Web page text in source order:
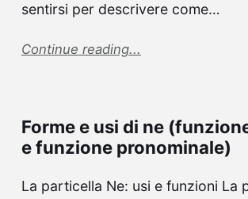
sentirsi per descrivere come…
Continue reading...
Forme e usi di ne
e funzione pronominale)
La particella Ne: usi e funzioni La